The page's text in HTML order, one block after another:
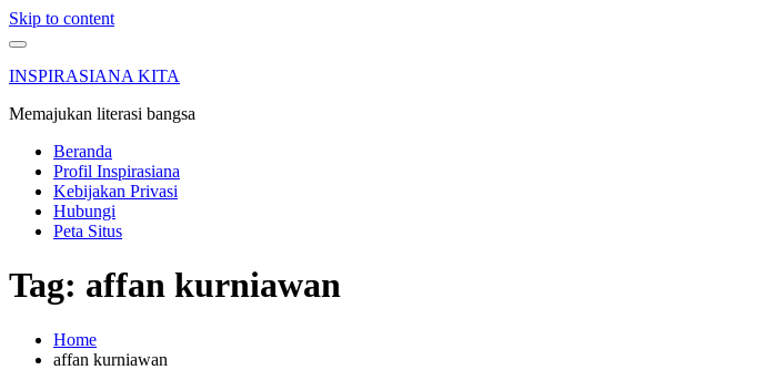
Skip to content
INSPIRASIANA KITA
Memajukan literasi bangsa
Beranda
Profil Inspirasiana
Kebijakan Privasi
Hubungi
Peta Situs
Tag: affan kurniawan
Home
affan kurniawan